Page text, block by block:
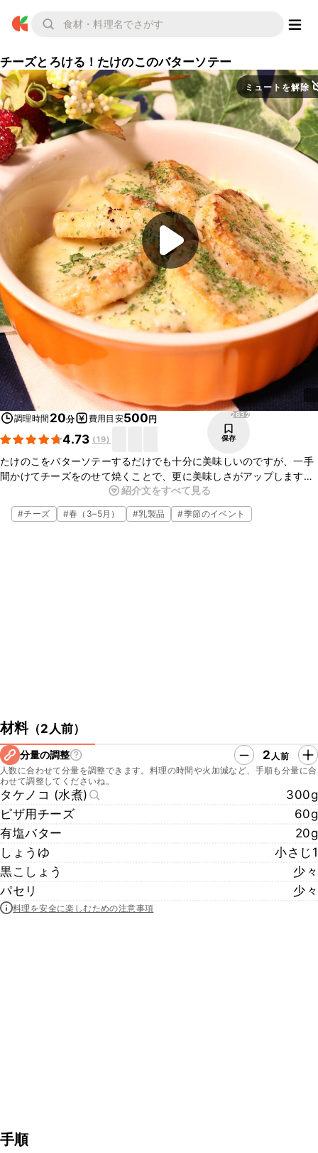
チーズとろける！たけのこのバターソテー
ミュートを解除
調理時間 20分 費用目安500円
4.73 (19)
2632
保存
たけのこをバターソテーするだけでも十分に美味しいのですが、一手
間かけてチーズをのせて焼くことで、更に美味しさがアップします。
オーブンで焼く事でたけのこがとてもジューシーになり、とろ〜りと
したチーズと絡まり口の中で広がります。ぜひお試しください！
紹介文をすべて見る
#チーズ #春（3–5月） #乳製品 #季節のイベント
材料（2人前）
分量の調整 2 人前
人数に合わせて分量を調整できます。料理の時間や火加減など、手順も分量に合
わせて調整してくださいね。
タケノコ (水煮)
300g
ピザ用チーズ
60g
有塩バター
20g
しょうゆ
小さじ1
黒こしょう
少々
パセリ
少々
料理を安全に楽しむための注意事項
手順